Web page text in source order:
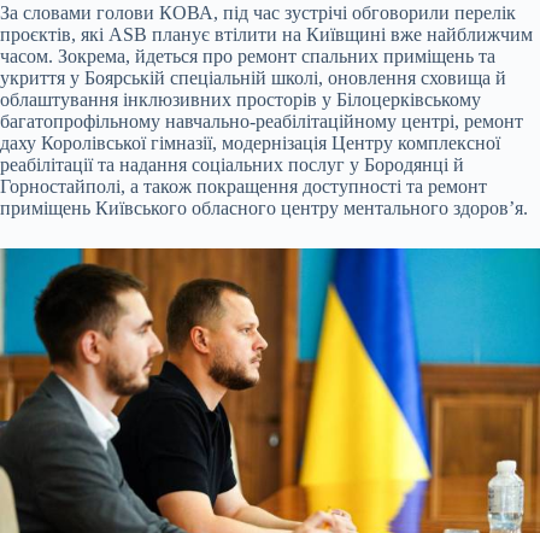
За словами голови КОВА, під час зустрічі обговорили перелік
проєктів, які ASB планує втілити на Київщині вже найближчим
часом. Зокрема, йдеться про ремонт спальних приміщень та
укриття у Боярській спеціальній школі, оновлення сховища й
облаштування інклюзивних просторів у Білоцерківському
багатопрофільному навчально-реабілітаційному центрі, ремонт
даху Королівської гімназії, модернізація Центру комплексної
реабілітації та надання соціальних послуг у Бородянці й
Горностайполі, а також покращення доступності та ремонт
приміщень Київського обласного центру ментального здоров’я.